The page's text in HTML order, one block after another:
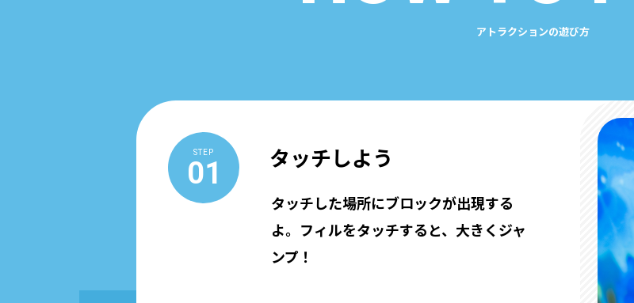
アトラクションの遊び方
STEP
01 タッチしよう
タッチした場所にブロックが出現する
よ。 フィルをタッチすると、大きくジャ
ンプ！